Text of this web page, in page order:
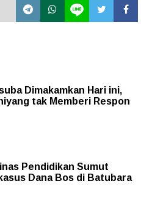
Dimakamkan Hari ini,
tak Memberi Respon
Pendidikan Sumut
Dana Bos di Batubara